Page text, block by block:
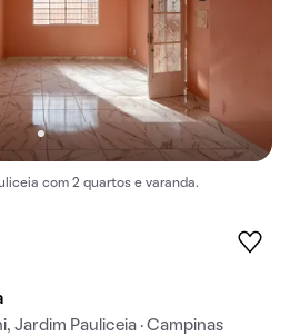
com 2 quartos e varanda.
Jardim Pauliceia · Campinas